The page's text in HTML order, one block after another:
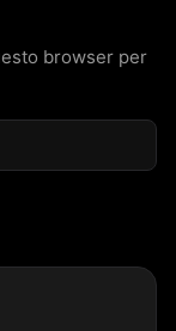
browser per